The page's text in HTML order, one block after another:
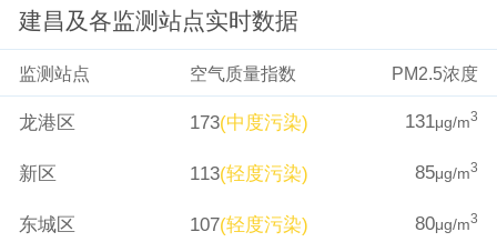
建昌及各监测站点实时数据
监测站点 空气质量指数 PM2.5浓度
龙港区 173(中度污染) 131μg/m3
新区 113(轻度污染) 85μg/m3
东城区 107(轻度污染) 80μg/m3